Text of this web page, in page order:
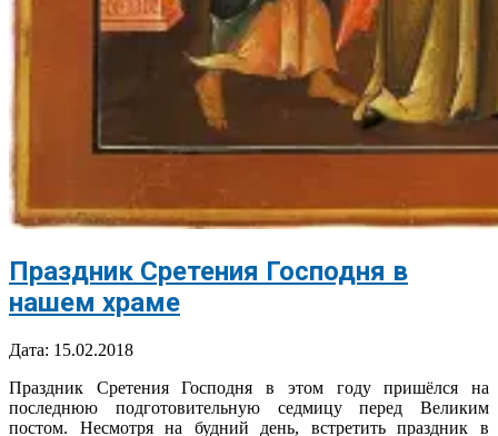
Праздник Сретения Господня в
нашем храме
2018-
15
Дата: 15.02.2018
Праздник Сретения Господня в этом году пришёлся на
последнюю подготовительную седмицу перед Великим
постом. Несмотря на будний день, встретить праздник в